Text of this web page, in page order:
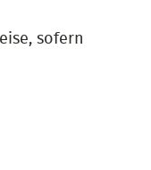
sofern